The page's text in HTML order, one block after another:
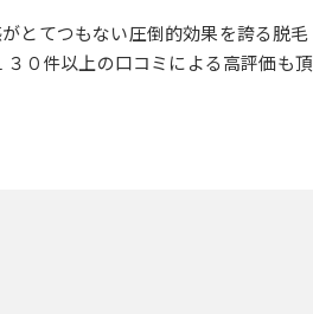
とてつもない圧倒的効果を誇る脱毛
０件以上の口コミによる高評価も頂